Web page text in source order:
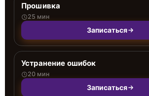
Прошивка
25 мин
Записаться
Устранение ошибок
20 мин
Записаться